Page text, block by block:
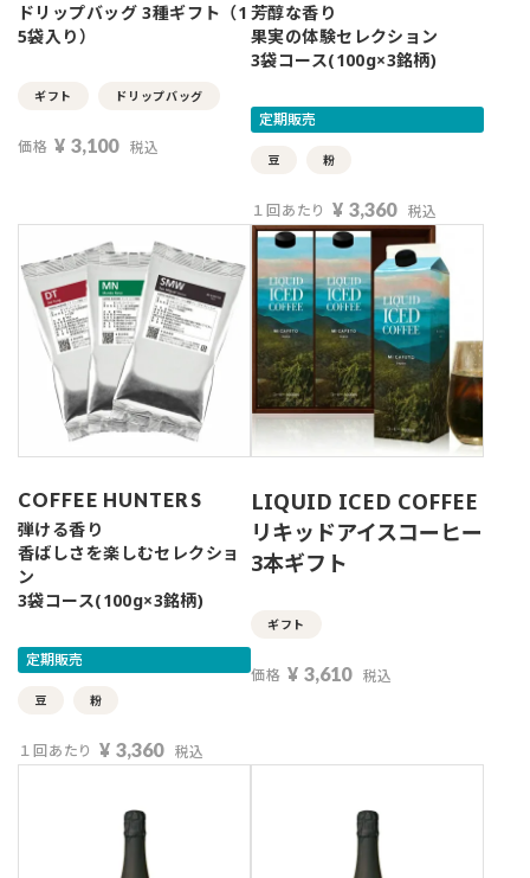
ドリップバッグ 3種ギフト（1
5袋入り）
ギフト ドリップバッグ
価格 ¥ 3,100 税込
芳醇な香り
果実の体験セレクション
3袋コース(100g×3銘柄)
定期販売
豆 粉
１回あたり ¥ 3,360 税込
COFFEE HUNTERS
弾ける香り
香ばしさを楽しむセレクショ
ン
3袋コース(100g×3銘柄)
定期販売
豆 粉
１回あたり ¥ 3,360 税込
LIQUID ICED COFFEE
リキッドアイスコーヒー
3本ギフト
ギフト
価格 ¥ 3,610 税込